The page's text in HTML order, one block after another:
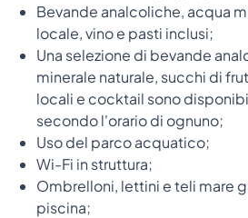
Bevande analcoliche, acqua
locale, vino e pasti inclusi;
Una selezione di bevande
minerale naturale, succhi di
locali e cocktail sono
secondo l'orario di ognuno;
Uso del parco acquatico;
Wi-Fi in struttura;
Ombrelloni, lettini e teli mare
piscina;